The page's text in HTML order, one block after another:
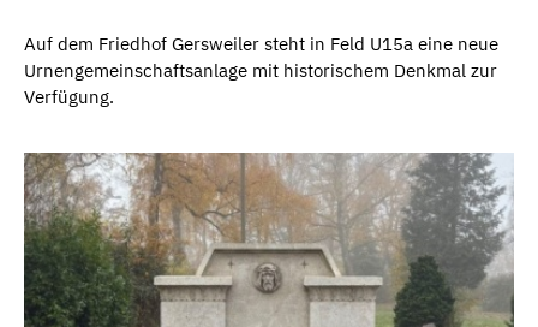
Auf dem Friedhof Gersweiler steht in Feld U15a eine neue
Urnengemeinschaftsanlage mit historischem Denkmal zur
Verfügung.